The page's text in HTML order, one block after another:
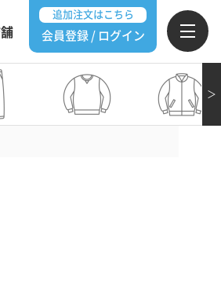
追加注文はこちら
会員登録 / ログイン
＞